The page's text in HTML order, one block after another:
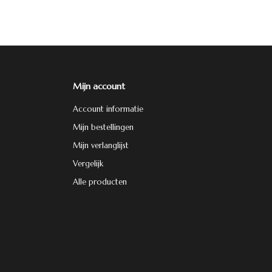
Mijn account
Account informatie
Mijn bestellingen
Mijn verlanglijst
Vergelijk
Alle producten